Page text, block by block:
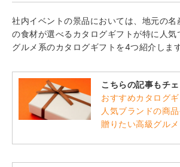
社内イベントの景品においては、地元の名
の食材が選べるカタログギフトが特に人気
グルメ系のカタログギフトを4つ紹介します
こちらの記事もチェ
おすすめカタログ
人気ブランドの商
贈りたい高級グル